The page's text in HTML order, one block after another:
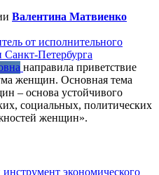
Валентина Матвиенко
от исполнительного
Санкт-Петербурга
направила приветствие
женщин. Основная тема
– основа устойчивого
социальных, политических
женщин».
экономического